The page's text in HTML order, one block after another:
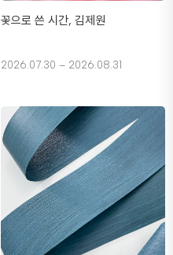
꽃으로 쓴 시간, 김제원
2026.07.30 – 2026.08.31